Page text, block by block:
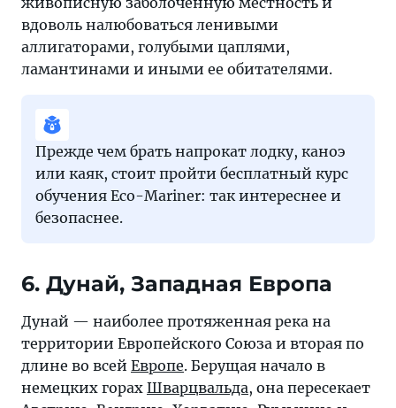
вдоволь налюбоваться ленивыми
аллигаторами, голубыми цаплями,
ламантинами и иными ее обитателями.
Прежде чем брать напрокат лодку, каноэ
или каяк, стоит пройти бесплатный курс
обучения Eco-Mariner: так интереснее и
безопаснее.
6. Дунай, Западная Европа
Дунай — наиболее протяженная река на
территории Европейского Союза и вторая по
длине во всей Европе. Берущая начало в
немецких горах Шварцвальда, она пересекает